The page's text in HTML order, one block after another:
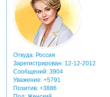
Откуда:Россия
Зарегистрирован: 12-12-2012
Сообщений:3904
Уважение: +5791
Позитив: +3886